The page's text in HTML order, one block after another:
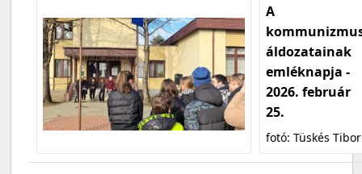
A
áldozatainak
emléknapja -
2026. február
25.
fotó: Tüskés Tibor